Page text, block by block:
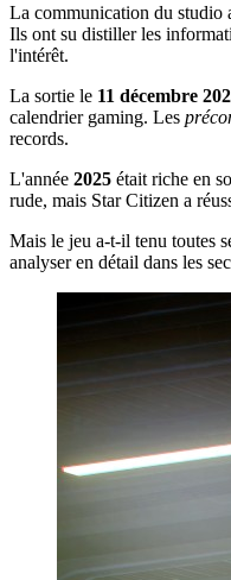
La communication du studio
Ils ont su distiller les
l'intérêt.
La sortie le 11 décembre
calendrier gaming. Les
records.
L'année 2025 était riche en
rude, mais Star Citizen a
Mais le jeu a-t-il tenu toutes
analyser en détail dans les